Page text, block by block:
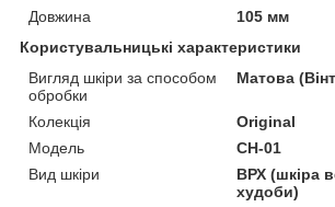
Довжина
105 мм
Користувальницькі характеристики
Вигляд шкіри за способом
обробки
Матова
Колекція
Original
Модель
CH-01
Вид шкіри
ВРХ (шкіра
худоби)